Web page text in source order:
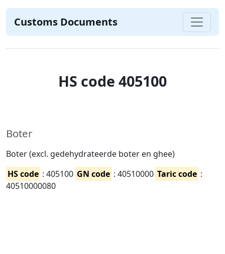
Customs Documents
HS code 405100
Boter
Boter (excl. gedehydrateerde boter en ghee)
HS code : 405100 GN code : 40510000 Taric code :
40510000080